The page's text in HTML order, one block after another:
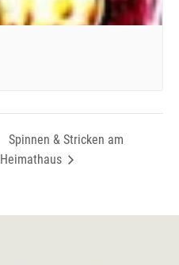
Spinnen & Stricken am
Heimathaus